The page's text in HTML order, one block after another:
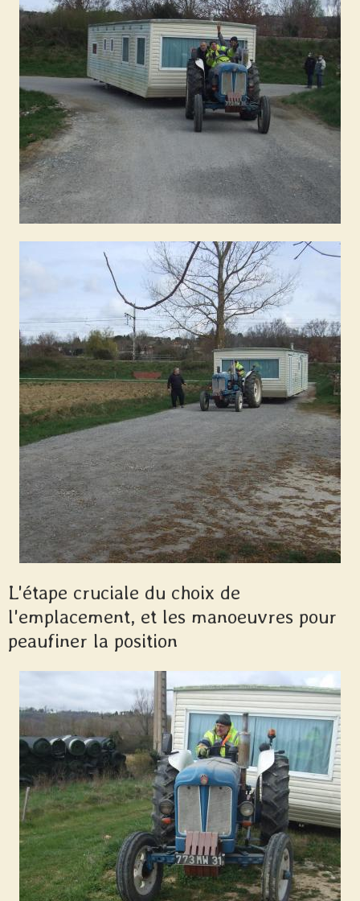
L'étape cruciale du choix de
l'emplacement, et les manoeuvres pour
peaufiner la position